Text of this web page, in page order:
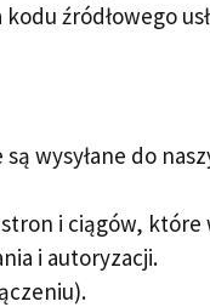
źródłowego
wysyłane do
i ciągów, które
i autoryzacji.